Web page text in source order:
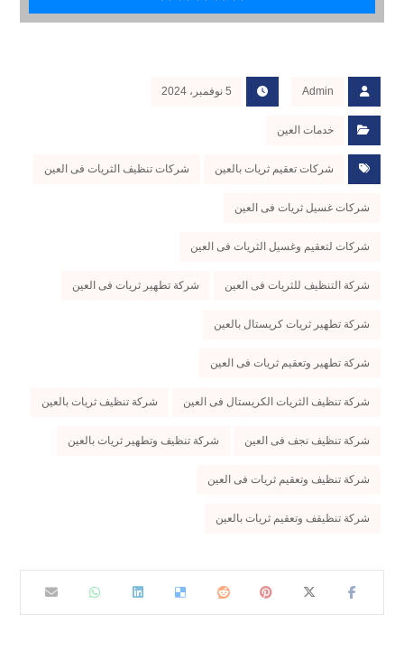
Admin 5 نوفمبر، 2024
خدمات العين
شركات تعقيم ثريات بالعين شركات تنظيف الثريات فى العين
شركات غسيل ثريات فى العين
شركات لتعقيم وغسيل الثريات فى العين
شركة التنظيف للثريات فى العين شركة تطهير ثريات فى العين
شركة تطهير ثريات كريستال بالعين
شركة تطهير وتعقيم ثريات فى العين
شركة تنظيف الثريات الكريستال فى العين شركة تنظيف ثريات بالعين
شركة تنظيف نجف فى العين شركة تنظيف وتطهير ثريات بالعين
شركة تنظيف وتعقيم ثريات فى العين
شركة تنظيقف وتعقيم ثريات بالعين